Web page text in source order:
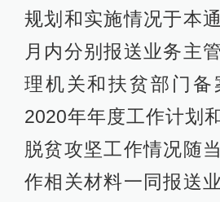
规划和实施情况于本
月内分别报送业务主
理机关和扶贫部门备
2020年年度工作计划
脱贫攻坚工作情况随
作相关材料一同报送